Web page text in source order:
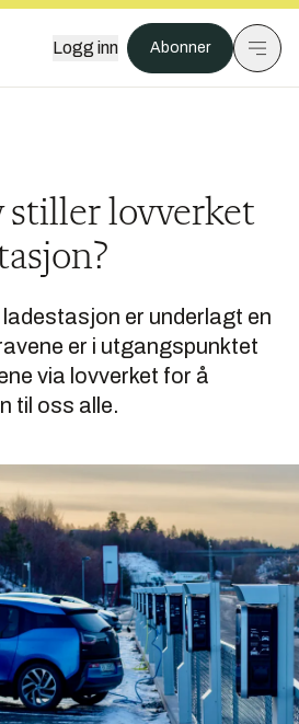
Logg inn Abonner
stiller lovverket
er underlagt en
er i utgangspunktet
via lovverket for å
til oss alle.